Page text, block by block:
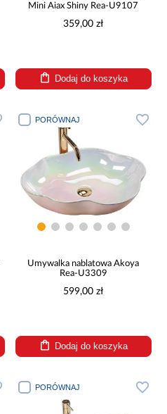
Mini Aiax Shiny Rea-U9107
359,00 zł
Dodaj do koszyka
PORÓWNAJ
Umywalka nablatowa Akoya
Rea-U3309
599,00 zł
Dodaj do koszyka
PORÓWNAJ